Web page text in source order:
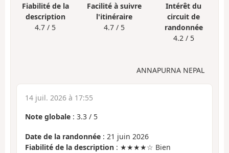
Fiabilité de la
description
4.7 / 5
Facilité à suivre
l'itinéraire
4.7 / 5
Intérêt du
circuit de
randonnée
4.2 / 5
ANNAPURNA NEPAL
14 juil. 2026 à 17:55
Note globale : 3.3 / 5
Date de la randonnée : 21 juin 2026
Fiabilité de la description : ★★★★☆ Bien